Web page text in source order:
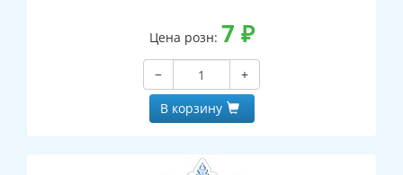
Цена розн: 7 ₽
−
+
В корзину